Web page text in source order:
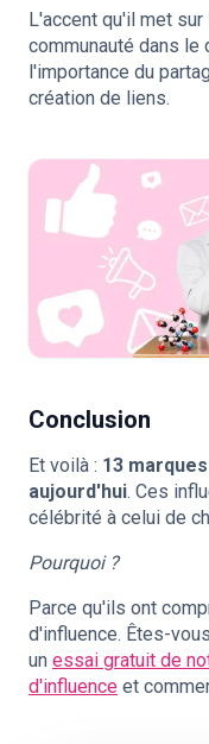
L'accent qu'il met
communauté dans le
l'importance du
création de liens.
Conclusion
Et voilà : 13
aujourd'hui. Ces
célébrité à celui de
Pourquoi ?
Parce qu'ils ont
d'influence. Êtes-
un essai gratuit de
d'influence et